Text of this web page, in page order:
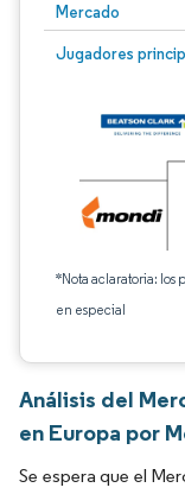
Mercado
Jugadores
*Nota aclaratoria: los
en especial
Análisis del
en Europa por
Se espera que el